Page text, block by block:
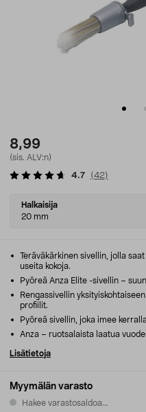
8,99
(sis. ALV:n)
4.7 (42)
Select
variant
Halkaisija
20 mm
Myymälän varasto
Hakee varastosaldoa...
Teräväkärkinen sivellin, jolla
useita kokoja.
Pyöreä Anza Elite -sivellin –
Rengassivellin
profiilit.
Pyöreä sivellin, joka imee
Anza – ruotsalaista laatua
Lisätietoja